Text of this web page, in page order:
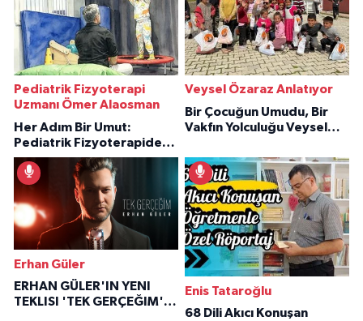
Pediatrik Fizyoterapi
Uzmanı Ömer Alaosman
Her Adım Bir Umut:
Pediatrik Fizyoterapiden
İlham Veren Hikâyeler
Veysel Özaraz Anlatıyor
Bir Çocuğun Umudu, Bir
Vakfın Yolculuğu Veysel
Erhan Güler
ERHAN GÜLER'IN YENI
TEKLISI 'TEK GERÇEĞIM'LE
Enis Tataroğlu
68 Dili Akıcı Konuşan